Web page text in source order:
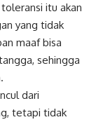
itu akan
yang tidak
maaf bisa
sehingga
dari
tetapi tidak